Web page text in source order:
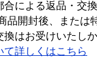
合による返品・交
品開封後、または
換はお受けいたし
て詳しくはこちら